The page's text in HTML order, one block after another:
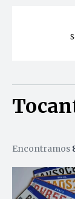
Encontramos